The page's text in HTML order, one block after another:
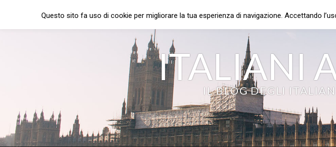
ITALIANI
IL BLOG DEGLI
Questo sito fa uso di cookie per migliorare la tua esperienza di navigazione. Accettando